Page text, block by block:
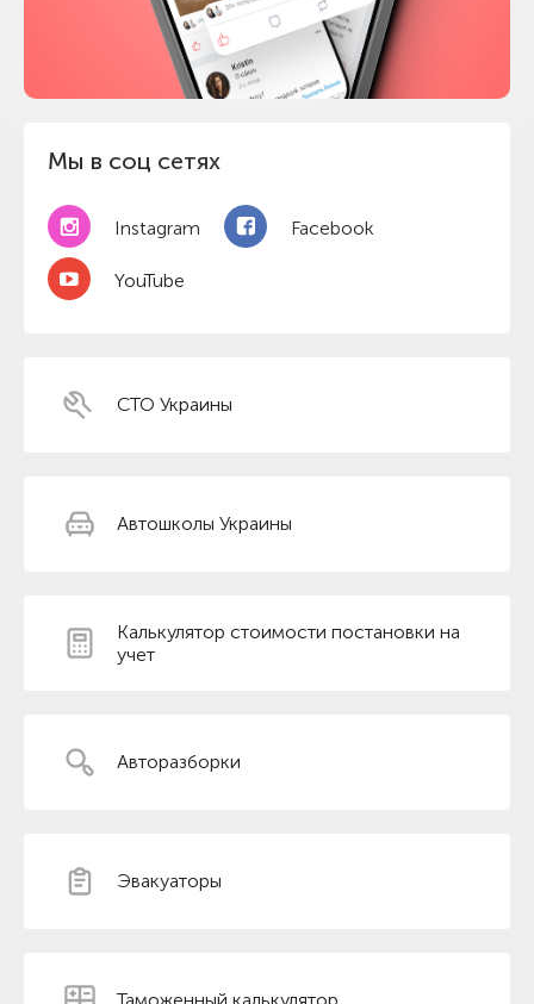
Мы в соц сетях
Instagram Facebook
YouTube
СТО Украины
Автошколы Украины
Калькулятор стоимости постановки на
учет
Авторазборки
Эвакуаторы